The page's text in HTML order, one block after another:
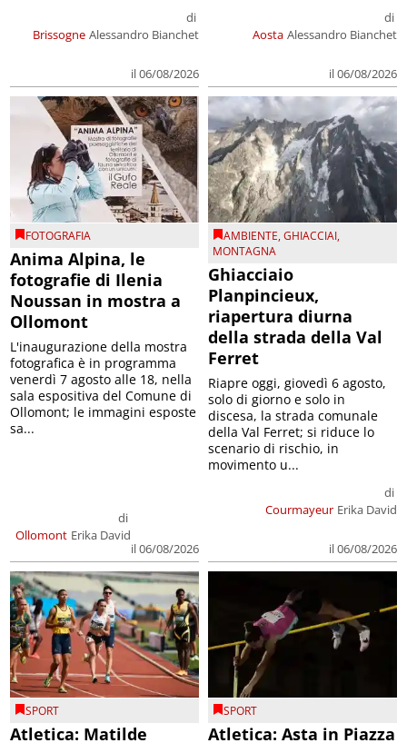
Brissogne
di
Alessandro Bianchet
il 06/08/2026
Aosta
di
Alessandro Bianchet
il 06/08/2026
FOTOGRAFIA
Anima Alpina, le
fotografie di Ilenia
Noussan in mostra a
Ollomont
Ollomont
di
Erika David
il 06/08/2026
L'inaugurazione della mostra
fotografica è in programma
venerdì 7 agosto alle 18, nella
sala espositiva del Comune di
Ollomont; le immagini esposte
sa...
AMBIENTE,GHIACCIAI,
MONTAGNA
Ghiacciaio
Planpincieux,
riapertura diurna
della strada della Val
Ferret
Courmayeur
di
Erika David
il 06/08/2026
Riapre oggi, giovedì 6 agosto,
solo di giorno e solo in
discesa, la strada comunale
della Val Ferret; si riduce lo
scenario di rischio, in
movimento u...
SPORT
Atletica: Matilde
SPORT
Atletica: Asta in Piazza